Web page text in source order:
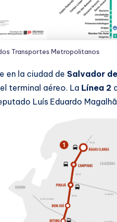
Transportes Metropolitanos
en la ciudad de Salvador
terminal aéreo. La Línea 2
Luís Eduardo